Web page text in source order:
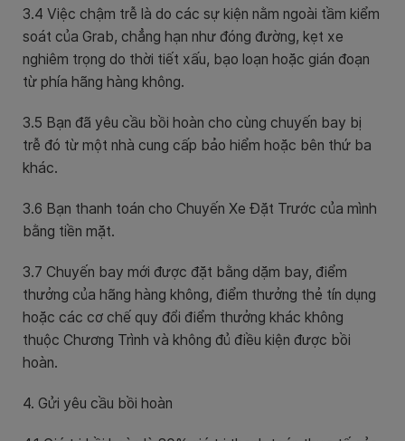
3.4 Việc chậm trễ là do các sự kiện nằm ngoài tầm kiểm
soát của Grab, chẳng hạn như đóng đường, kẹt xe
nghiêm trọng do thời tiết xấu, bạo loạn hoặc gián đoạn
từ phía hãng hàng không.
3.5 Bạn đã yêu cầu bồi hoàn cho cùng chuyến bay bị
trễ đó từ một nhà cung cấp bảo hiểm hoặc bên thứ ba
khác.
3.6 Bạn thanh toán cho Chuyến Xe Đặt Trước của mình
bằng tiền mặt.
3.7 Chuyến bay mới được đặt bằng dặm bay, điểm
thưởng của hãng hàng không, điểm thưởng thẻ tín dụng
hoặc các cơ chế quy đổi điểm thưởng khác không
thuộc Chương Trình và không đủ điều kiện được bồi
hoàn.
4. Gửi yêu cầu bồi hoàn